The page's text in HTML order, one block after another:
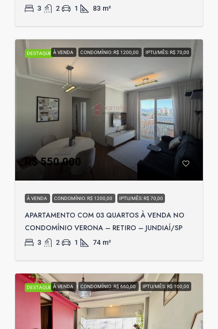
3 2 1 83 m²
DESTAQUE À VENDA CONDOMÍNIO: R$ 1200,00 IPTU/MÊS: R$ 70,00
R$ 550.000
À VENDA CONDOMÍNIO: R$ 1200,00 IPTU/MÊS: R$ 70,00
APARTAMENTO COM 03 QUARTOS À VENDA NO
CONDOMÍNIO VERONA – RETIRO – JUNDIAÍ/SP
3 2 1 74 m²
DESTAQUE À VENDA CONDOMÍNIO: R$ 660,00 IPTU/MÊS: R$ 100,00